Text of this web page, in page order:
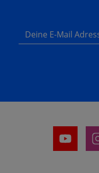
Deine E-Mail Adresse